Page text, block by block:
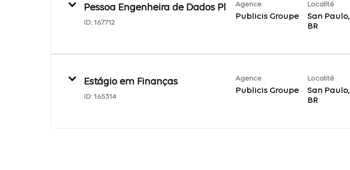
Pessoa Engenheira de Dados Pl
ID: 167712
Agence
Publicis Groupe
Localité
San Paulo,
Estágio em Finanças
ID: 165314
Agence
Publicis Groupe
Localité
San Paulo,